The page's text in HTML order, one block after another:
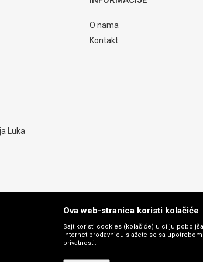
Luka
O nama
Kontakt
Ova web-stranica koristi kolačiće
Sajt koristi cookies (kolačiće) u cilju
Internet prodavnicu slažete se sa
privatnosti.